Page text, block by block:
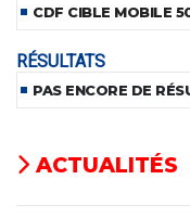
CDF CIBLE MOBILE
RÉSULTATS
PAS ENCORE DE
ACTUALITÉS